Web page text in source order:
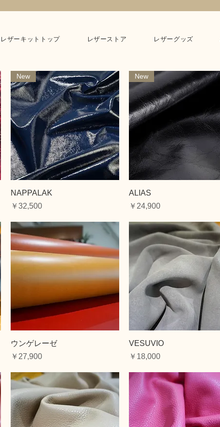
レザーキットトップ レザーストア レザーグッズ
クイックビュー
New
NAPPALAK
価格
￥32,500
New
ALIAS
価格
￥24,900
クイックビュー
ウンゲレーゼ
価格
￥27,900
クイックビュー
VESUVIO
価格
￥18,000